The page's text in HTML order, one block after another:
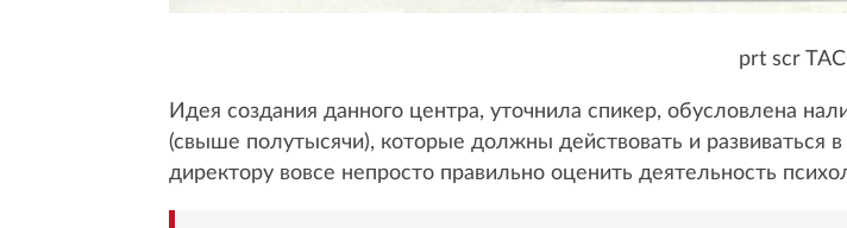
prt scr
Идея создания данного центра, уточнила спикер, обусловлена
(свыше полутысячи), которые должны действовать и
директору вовсе непросто правильно оценить деятельность